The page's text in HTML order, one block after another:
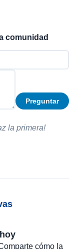
comunidad
Preguntar
la primera!
cómo la